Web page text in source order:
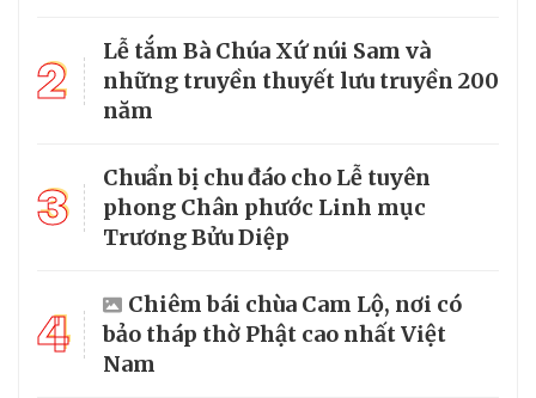
2
Lễ tắm Bà Chúa Xứ núi Sam và
những truyền thuyết lưu truyền 200
năm
3
Chuẩn bị chu đáo cho Lễ tuyên
phong Chân phước Linh mục
Trương Bửu Diệp
4
Chiêm bái chùa Cam Lộ, nơi có
bảo tháp thờ Phật cao nhất Việt
Nam